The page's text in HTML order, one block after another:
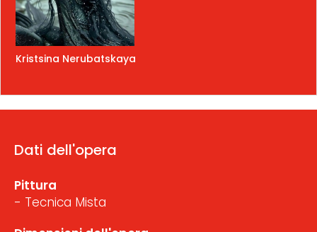
Kristsina Nerubatskaya
Dati dell'opera
Pittura
- Tecnica Mista